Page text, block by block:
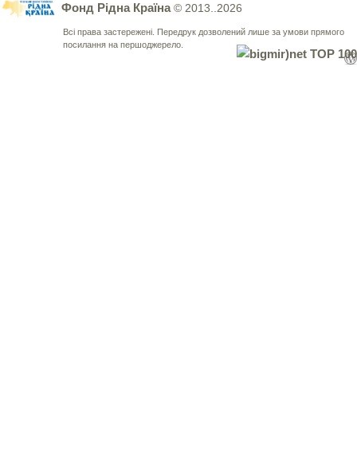
Фонд Рідна Країна© 2013..2026
Всі права застережені. Передрук дозволений лише за умови прямого
посилання на першоджерело.